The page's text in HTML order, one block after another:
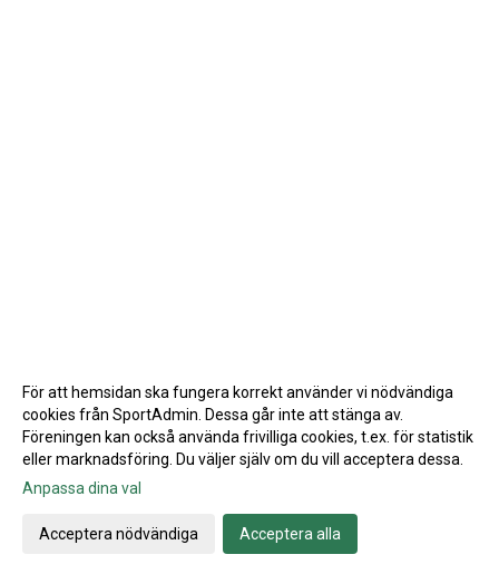
Gå till Webbversion
För att hemsidan ska fungera korrekt använder vi nödvändiga
cookies från SportAdmin. Dessa går inte att stänga av.
Föreningen kan också använda frivilliga cookies, t.ex. för statistik
eller marknadsföring. Du väljer själv om du vill acceptera dessa.
Anpassa dina val
Acceptera nödvändiga Acceptera alla